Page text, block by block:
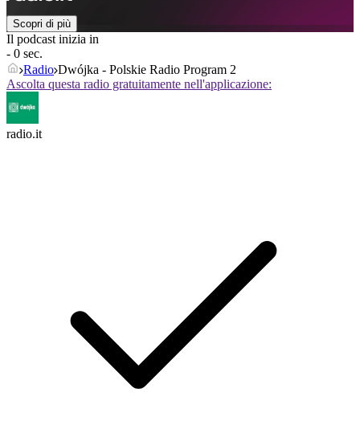
Scopri di più
Il podcast inizia in
- 0 sec.
Radio Dwójka - Polskie Radio Program 2
Ascolta questa radio gratuitamente nell'applicazione:
radio.it